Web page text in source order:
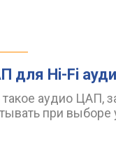
для Hi-Fi
такое аудио ЦАП,
при выборе